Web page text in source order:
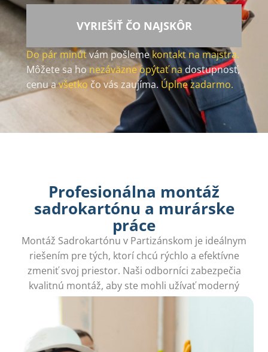
VYRIEŠIŤ ČO NAJSKÔR
Do pár minútvám pošlemekontakt na majstra.
Môžete sa honezáväzne opýtať nadostupnosť,
cenu avšetko čo vás zaujíma. Úplne zadarmo.
Profesionálna montáž
sadrokartónu a murárske
práce
Montáž Sadrokartónu v Partizánskom je ideálnym
riešením pre tých, ktorí chcú rýchlo a efektívne
zmeniť svoj priestor. Naši odborníci zabezpečia
kvalitnú montáž, aby ste mohli užívať moderný
interiér bez stresu.